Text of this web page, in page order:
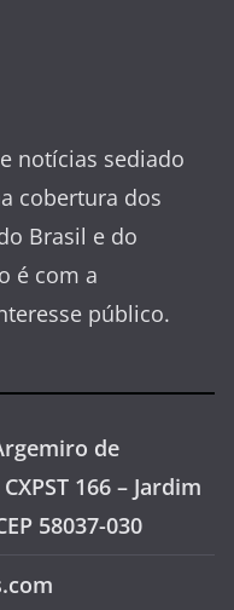
notícias sediado
cobertura dos
Brasil e do
é com a
público.
de
166 – Jardim
58037-030